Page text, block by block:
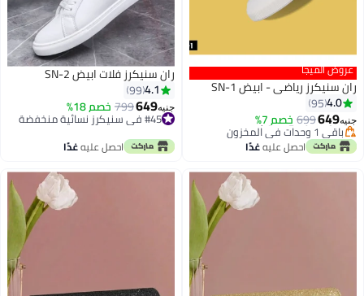
5
عروض الميجا
ران سنيكرز رياضي - ابيض SN-1
4.0
95
جنيه649
699 خصم 7%
#47 في سنيكرز نسائية منخفضة
أقل سعر في 7 يوم
باقي 1 وحدات في المخزون
#47 في سنيكرز نسائية منخفضة احصل عليهغدًا
3
ران سنيكرز فلات ابيض SN-2
4.1
99
جنيه649
799 خصم 18%
#45 في سنيكرز نسائية منخفضة
احصل عليهغدًا